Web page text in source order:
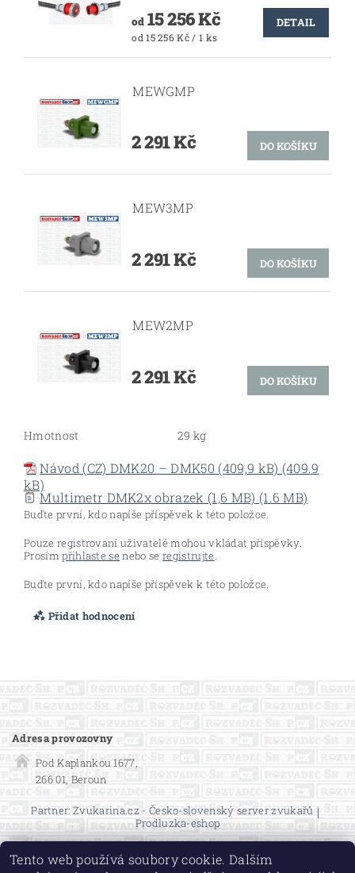
od15 256 Kč
od 15 256 Kč / 1 ks
DETAIL
MEWGMP
2 291 Kč
MEW3MP
2 291 Kč
MEW2MP
2 291 Kč
Hmotnost 29 kg
Návod (CZ) DMK20 – DMK50 (409,9 kB) (409.9
kB)
Multimetr DMK2x obrazek (1,6 MB) (1.6 MB)
Buďte první, kdo napíše příspěvek k této položce.
Pouze registrovaní uživatelé mohou vkládat příspěvky.
Prosímpřihlaste se nebo se registrujte.
Buďte první, kdo napíše příspěvek k této položce.
Přidat hodnocení
Adresa provozovny
Pod Kaplankou 1677,
266 01, Beroun
Partner: Zvukarina.cz - Česko-slovenský server zvukařů |
Prodluzka-eshop
Tento web používá soubory cookie. Dalším